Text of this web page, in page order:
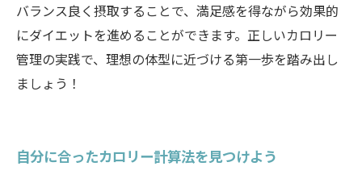
バランス良く摂取することで、満足感を得ながら効果的
にダイエットを進めることができます。正しいカロリー
管理の実践で、理想の体型に近づける第一歩を踏み出し
ましょう！
自分に合ったカロリー計算法を見つけよう